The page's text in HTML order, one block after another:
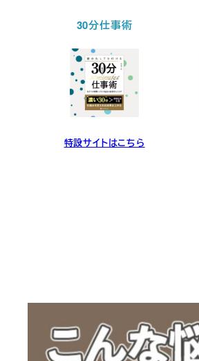
30分仕事術
特設サイトはこちら